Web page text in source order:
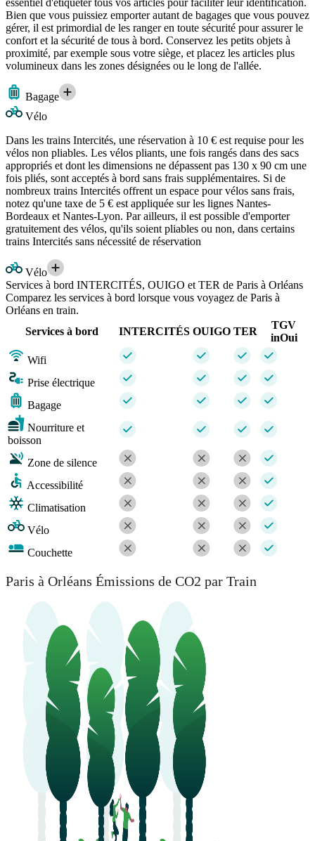
essentiel d'étiqueter tous vos articles pour faciliter leur identification.
Bien que vous puissiez emporter autant de bagages que vous pouvez
gérer, il est primordial de les ranger en toute sécurité pour assurer le
confort et la sécurité de tous à bord. Conservez les petits objets à
proximité, par exemple sous votre siège, et placez les articles plus
volumineux dans les zones désignées ou le long de l'allée.
Bagage
Vélo
Dans les trains Intercités, une réservation à 10 € est requise pour les
vélos non pliables. Les vélos pliants, une fois rangés dans des sacs
appropriés et dont les dimensions ne dépassent pas 130 x 90 cm une
fois pliés, sont acceptés à bord sans frais supplémentaires. Si de
nombreux trains Intercités offrent un espace pour vélos sans frais,
notez qu'une taxe de 5 € est appliquée sur les lignes Nantes-
Bordeaux et Nantes-Lyon. Par ailleurs, il est possible d'emporter
gratuitement des vélos, qu'ils soient pliables ou non, dans certains
trains Intercités sans nécessité de réservation
Vélo
Services à bord INTERCITÉS, OUIGO et TER de Paris à Orléans
Comparez les services à bord lorsque vous voyagez de Paris à
Orléans en train.
Services à bord
INTERCITÉS OUIGO TER
TGV
inOui
Wifi
Prise électrique
Bagage
Nourriture et
boisson
Zone de silence
Accessibilité
Climatisation
Vélo
Couchette
Paris à Orléans Émissions de CO2 par Train